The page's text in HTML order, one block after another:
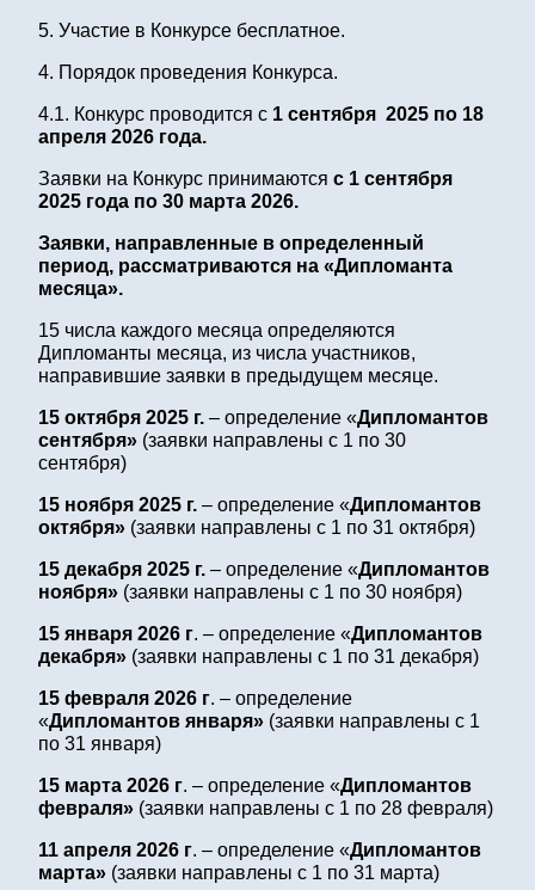
5. Участие в Конкурсе бесплатное.
4. Порядок проведения Конкурса.
4.1. Конкурс проводится с 1 сентября 2025 по 18
апреля 2026 года.
Заявки на Конкурс принимаются с 1 сентября
2025 года по 30 марта 2026.
Заявки, направленные в определенный
период, рассматриваются на «Дипломанта
месяца».
15 числа каждого месяца определяются
Дипломанты месяца, из числа участников,
направившие заявки в предыдущем месяце.
15 октября 2025 г. – определение «Дипломантов
сентября» (заявки направлены с 1 по 30
сентября)
15 ноября 2025 г. – определение «Дипломантов
октября» (заявки направлены с 1 по 31 октября)
15 декабря 2025 г. – определение «Дипломантов
ноября» (заявки направлены с 1 по 30 ноября)
15 января 2026 г. – определение «Дипломантов
декабря» (заявки направлены с 1 по 31 декабря)
15 февраля 2026 г. – определение
«Дипломантов января» (заявки направлены с 1
по 31 января)
15 марта 2026 г. – определение «Дипломантов
февраля» (заявки направлены с 1 по 28 февраля)
11 апреля 2026 г. – определение «Дипломантов
марта» (заявки направлены с 1 по 31 марта)